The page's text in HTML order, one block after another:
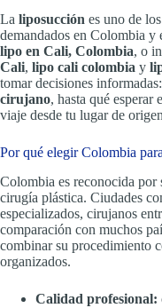
La liposucción es uno de
demandados en Colombia y
lipo en Cali, Colombia, o
Cali, lipo cali colombia y
tomar decisiones
cirujano, hasta qué
viaje desde tu lugar de
Por qué elegir Colombia
Colombia es reconocida por
cirugía plástica. Ciudades
especializados, cirujanos
comparación con muchos
combinar su procedimiento
organizados.
Calidad profesional: